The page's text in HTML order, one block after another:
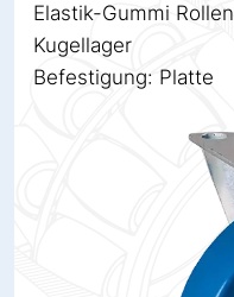
Elastik-Gummi Rollen
Kugellager
Befestigung: Platte